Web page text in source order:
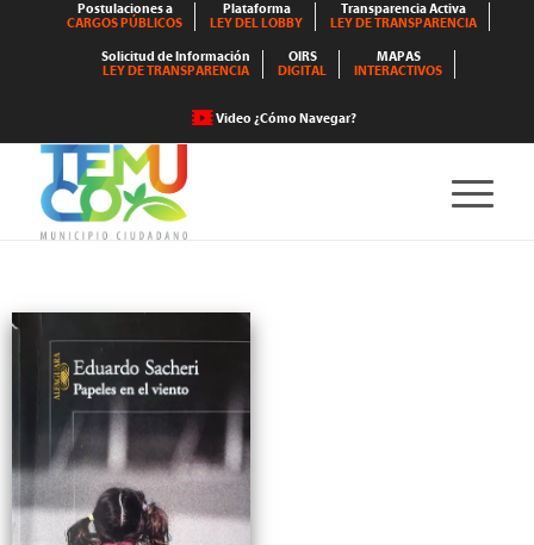
Postulaciones a
CARGOS PÚBLICOS
Plataforma
LEY DEL LOBBY
Transparencia Activa
LEY DE TRANSPARENCIA
Solicitud de Información
LEY DE TRANSPARENCIA
OIRS
DIGITAL
MAPAS
INTERACTIVOS
Video ¿Cómo Navegar?